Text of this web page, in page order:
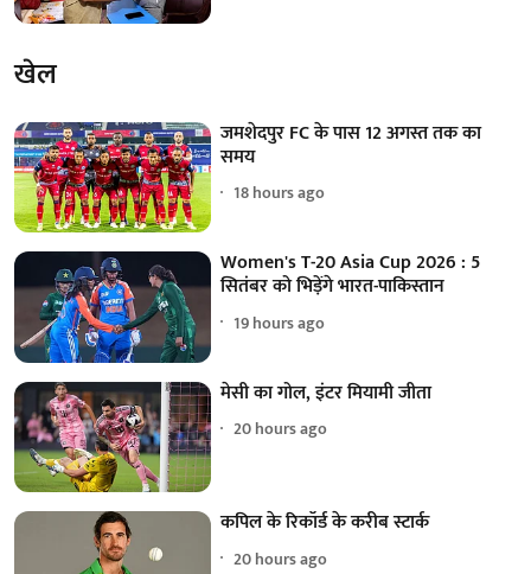
खेल
जमशेदपुर FC के पास 12 अगस्त तक का
समय
18 hours ago
Women's T-20 Asia Cup 2026 : 5
सितंबर को भिड़ेंगे भारत-पाकिस्तान
19 hours ago
मेसी का गोल, इंटर मियामी जीता
20 hours ago
कपिल के रिकॉर्ड के करीब स्टार्क
20 hours ago